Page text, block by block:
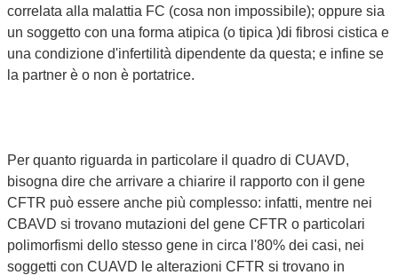
correlata alla malattia FC (cosa non impossibile); oppure sia
un soggetto con una forma atipica (o tipica )di fibrosi cistica e
una condizione d'infertilità dipendente da questa; e infine se
la partner è o non è portatrice.
Per quanto riguarda in particolare il quadro di CUAVD,
bisogna dire che arrivare a chiarire il rapporto con il gene
CFTR può essere anche più complesso: infatti, mentre nei
CBAVD si trovano mutazioni del gene CFTR o particolari
polimorfismi dello stesso gene in circa l'80% dei casi, nei
soggetti con CUAVD le alterazioni CFTR si trovano in